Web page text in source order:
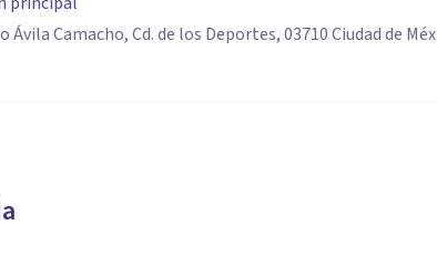
Ávila Camacho, Cd. de los Deportes, 03710 Ciudad de